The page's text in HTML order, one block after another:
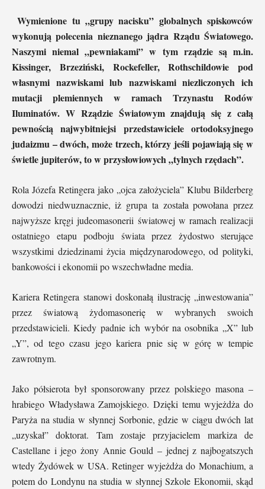
Wymienione tu „grupy nacisku” globalnych spiskowców
wykonują polecenia nieznanego jądra Rządu Światowego.
Naszymi niemal „pewniakami” w tym rządzie są m.in.
Kissinger, Brzeziński, Rockefeller, Rothschildowie pod
własnymi nazwiskami lub nazwiskami niezliczonych ich
mutacji plemiennych w ramach Trzynastu Rodów
Iluminatów. W Rządzie Światowym znajdują się z całą
pewnością najwybitniejsi przedstawiciele ortodoksyjnego
judaizmu – dwóch, może trzech, którzy jeśli pojawiają się w
świetle jupiterów, to w przysłowiowych „tylnych rzędach”.
Rola Józefa Retingera jako „ojca założyciela” Klubu Bilderberg
dowodzi niedwuznacznie, iż grupa ta została powołana przez
najwyższe kręgi judeomasonerii światowej w ramach realizacji
ostatniego etapu podboju świata przez żydostwo sterujące
wszystkimi dziedzinami życia międzynarodowego, od polityki,
bankowości i ekonomii po wszechwładne media.
Kariera Retingera stanowi doskonałą ilustrację „inwestowania”
przez światową żydomasonerię w wybranych swoich
przedstawicieli. Kiedy padnie ich wybór na osobnika „X” lub
„Y”, od tego czasu jego kariera pnie się w górę w tempie
zawrotnym.
Jako półsierota był sponsorowany przez polskiego masona –
hrabiego Władysława Zamojskiego. Dzięki temu wyjeżdża do
Paryża na studia w słynnej Sorbonie, gdzie w ciągu dwóch lat
„uzyskał” doktorat. Tam zostaje przyjacielem markiza de
Castellane i jego żony Annie Gould – jednej z najbogatszych
wtedy Żydówek w USA. Retinger wyjeżdża do Monachium, a
potem do Londynu na studia w słynnej Szkole Ekonomii, skąd